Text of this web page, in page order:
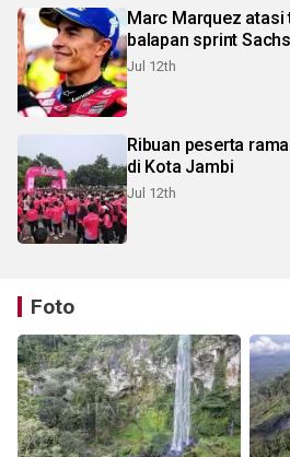
Marc Marquez atasi
balapan sprint
Jul 12th
Ribuan peserta
di Kota Jambi
Jul 12th
Foto